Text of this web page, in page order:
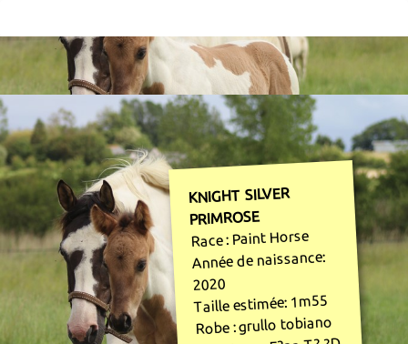
KNIGHT SILVER
PRIMROSE
Race : Paint Horse
Année de naissance:
2020
Taille estimée: 1m55
Robe : grullo tobiano